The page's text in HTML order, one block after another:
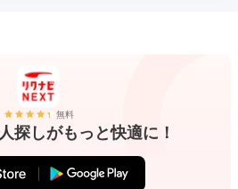
無料
探しがもっと快適に！